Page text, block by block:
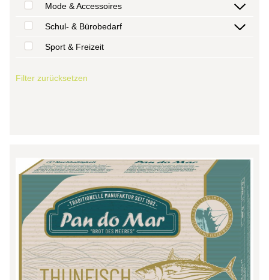
Mode & Accessoires
Schul- & Bürobedarf
Sport & Freizeit
Filter zurücksetzen